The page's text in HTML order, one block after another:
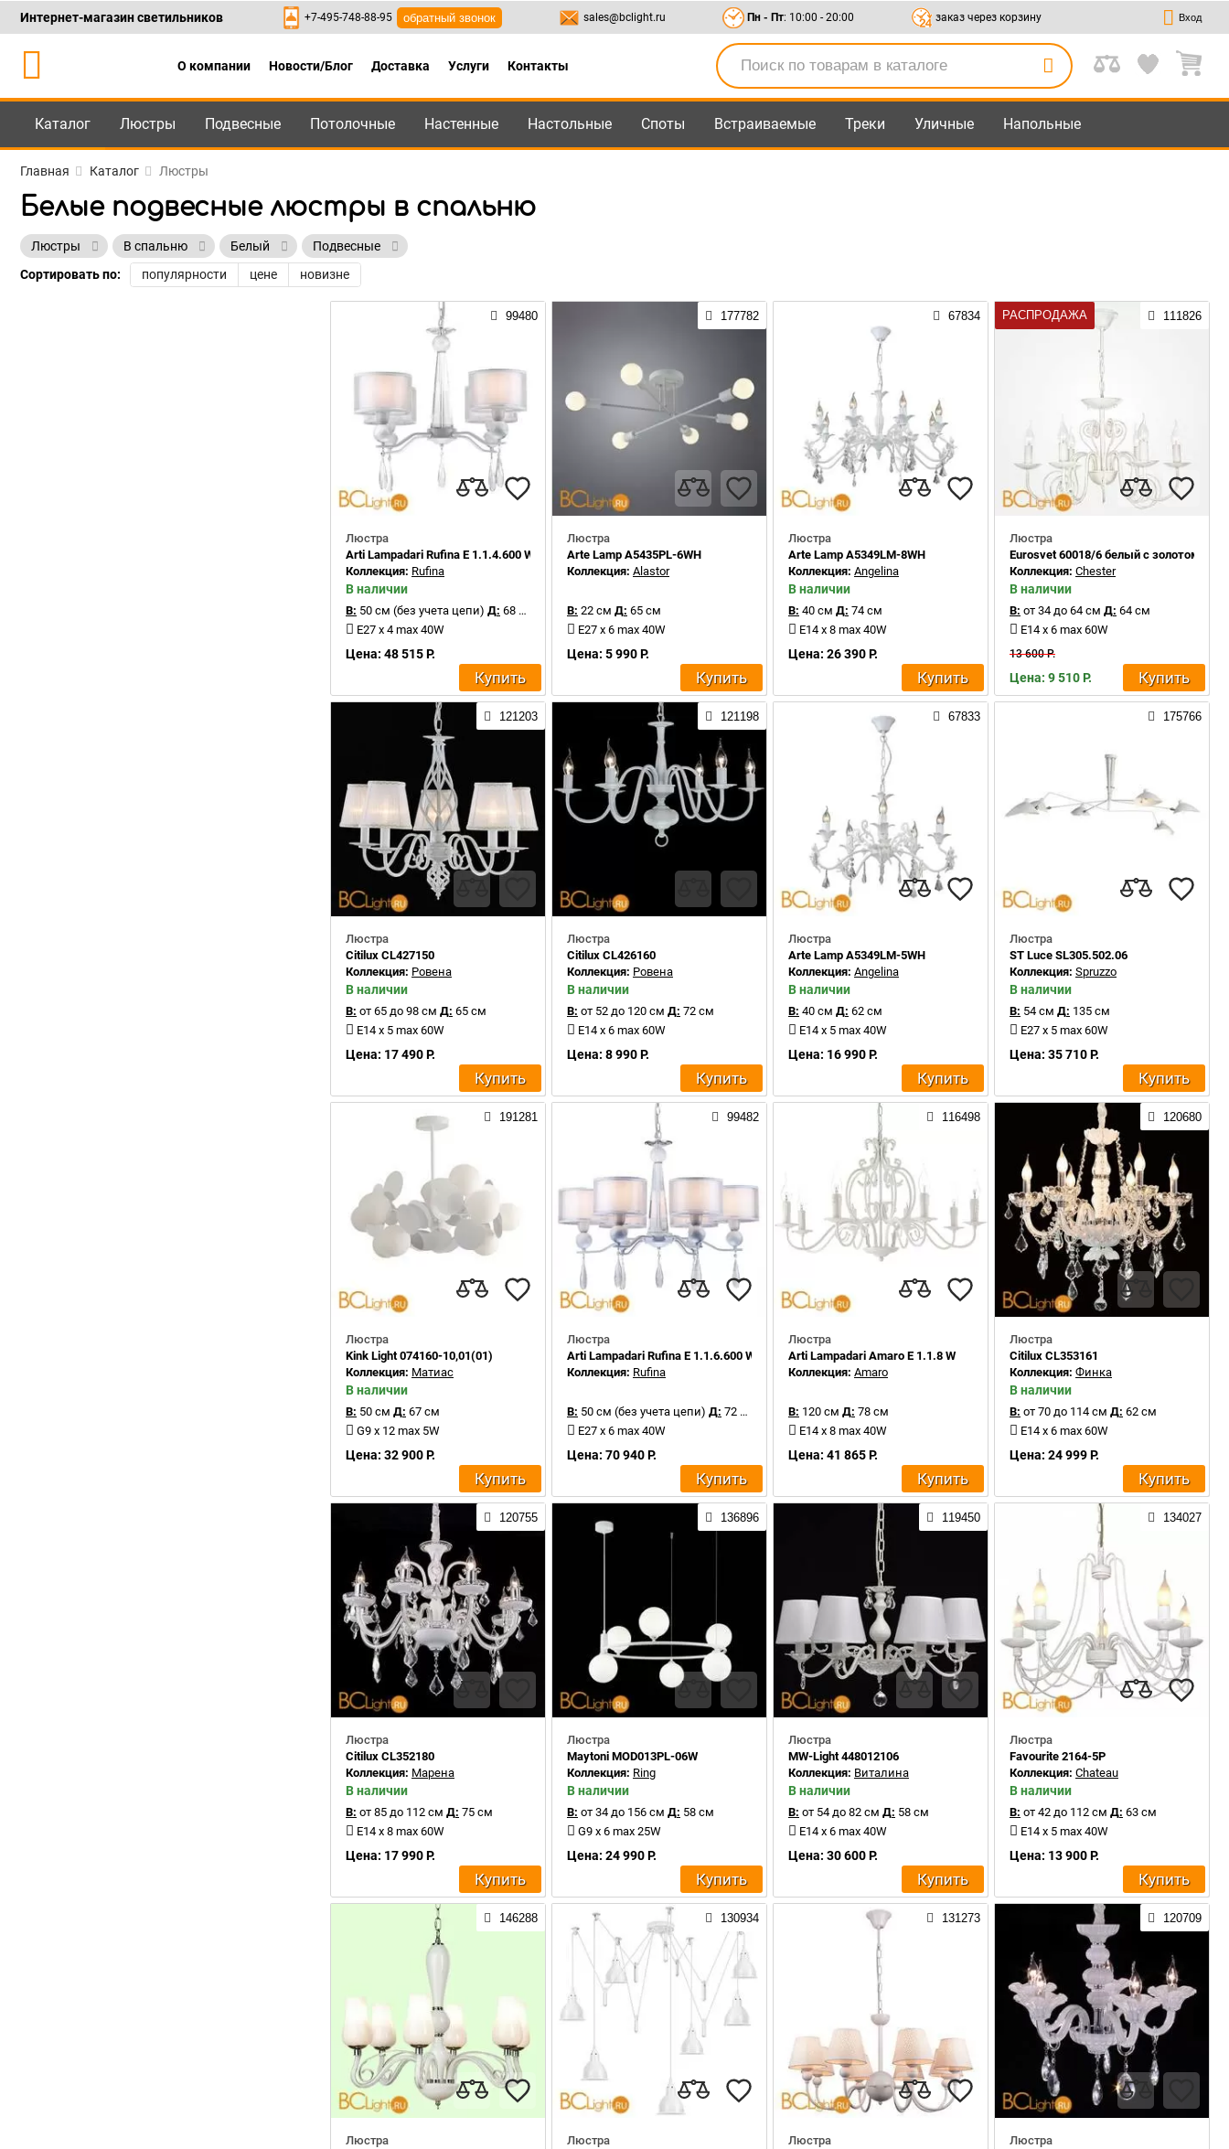
Каталог +7-495-748-88-95 ,8-800-550-95-45 sales@bclight.ru
Интернет-магазин светильников +7-495-748-88-95 обратный звонок sales@bclight.ru Пн - Пт: 10:00 - 20:00 заказ через корзину Вход
О компании Новости/Блог Доставка Услуги Контакты
Каталог Люстры Подвесные Потолочные Настенные Настольные Споты Встраиваемые Треки Уличные Напольные
Главная Каталог Люстры
Белые подвесные люстры в спальню
Люстры В спальню Белый
Подвесные
Сортировать по:
популярности цене новизне
99480
Люстра
Arti Lampadari Rufina E 1.1.4.600 W
Коллекция: Rufina
В наличии
В: 50 см (без учета цепи) Д: 68 см
E27 x 4 max 40W
Цена: 48 515 Р.
Купить
177782
Люстра
Arte Lamp A5435PL-6WH
Коллекция: Alastor
В: 22 см Д: 65 см
E27 x 6 max 40W
Цена: 5 990 Р.
Купить
67834
Люстра
Arte Lamp A5349LM-8WH
Коллекция: Angelina
В наличии
В: 40 см Д: 74 см
E14 x 8 max 40W
Цена: 26 390 Р.
Купить
РАСПРОДАЖА 111826
Люстра
Eurosvet 60018/6 белый с золотом
Коллекция: Chester
В наличии
В: от 34 до 64 см Д: 64 см
E14 x 6 max 60W
13 600 Р.
Цена: 9 510 Р. Купить
121203
Люстра
Citilux CL427150
Коллекция: Ровена
В наличии
В: от 65 до 98 см Д: 65 см
E14 x 5 max 60W
Цена: 17 490 Р.
Купить
121198
Люстра
Citilux CL426160
Коллекция: Ровена
В наличии
В: от 52 до 120 см Д: 72 см
E14 x 6 max 60W
Цена: 8 990 Р.
Купить
67833
Люстра
Arte Lamp A5349LM-5WH
Коллекция: Angelina
В наличии
В: 40 см Д: 62 см
E14 x 5 max 40W
Цена: 16 990 Р.
Купить
175766
Люстра
ST Luce SL305.502.06
Коллекция: Spruzzo
В наличии
В: 54 см Д: 135 см
E27 x 5 max 60W
Цена: 35 710 Р.
Купить
191281
Люстра
Kink Light 074160-10,01(01)
Коллекция: Матиас
В наличии
В: 50 см Д: 67 см
G9 x 12 max 5W
Цена: 32 900 Р.
Купить
99482
Люстра
Arti Lampadari Rufina E 1.1.6.600 W
Коллекция: Rufina
В: 50 см (без учета цепи) Д: 72 см
E27 x 6 max 40W
Цена: 70 940 Р.
Купить
116498
Люстра
Arti Lampadari Amaro E 1.1.8 W
Коллекция: Amaro
В: 120 см Д: 78 см
E14 x 8 max 40W
Цена: 41 865 Р.
Купить
120680
Люстра
Citilux CL353161
Коллекция: Финка
В наличии
В: от 70 до 114 см Д: 62 см
E14 x 6 max 60W
Цена: 24 999 Р.
Купить
120755
Люстра
Citilux CL352180
Коллекция: Марена
В наличии
В: от 85 до 112 см Д: 75 см
E14 x 8 max 60W
Цена: 17 990 Р.
Купить
136896
Люстра
Maytoni MOD013PL-06W
Коллекция: Ring
В наличии
В: от 34 до 156 см Д: 58 см
G9 x 6 max 25W
Цена: 24 990 Р.
Купить
119450
Люстра
MW-Light 448012106
Коллекция: Виталина
В наличии
В: от 54 до 82 см Д: 58 см
E14 x 6 max 40W
Цена: 30 600 Р.
Купить
134027
Люстра
Favourite 2164-5P
Коллекция: Chateau
В наличии
В: от 42 до 112 см Д: 63 см
E14 x 5 max 40W
Цена: 13 900 Р.
Купить
146288
Люстра
130934
Люстра
131273
Люстра
120709
Люстра